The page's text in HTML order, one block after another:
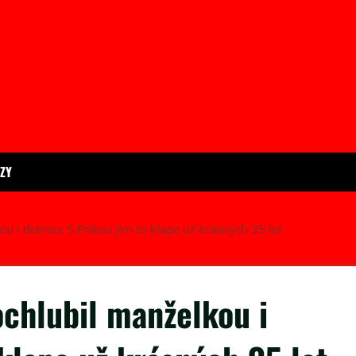
i dcerou: S Erikou jim to klape už krásných 35 let
manželkou i